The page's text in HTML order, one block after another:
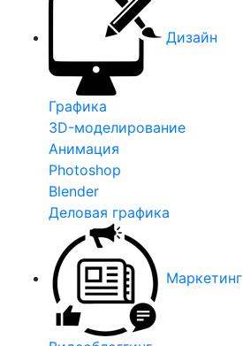
Дизайн
Графика
3D-моделирование
Анимация
Photoshop
Blender
Деловая графика
Маркетинг